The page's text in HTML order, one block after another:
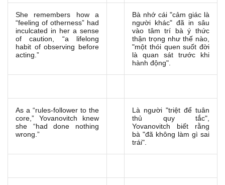
She remembers how a
“feeling of otherness” had
inculcated in her a sense
of caution, “a lifelong
habit of observing before
acting.”
Bà nhớ cái "cảm giác là
người khác" đã in sâu
vào tâm trí bà ý thức
thận trọng như thế nào,
"một thói quen suốt đời
là quan sát trước khi
hành động".
As a “rules-follower to the
core,” Yovanovitch knew
she “had done nothing
wrong.”
Là người "triệt để tuân
thủ quy tắc",
Yovanovitch biết rằng
bà "đã không làm gì sai
trái".